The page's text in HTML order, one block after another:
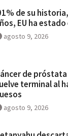
de su
EU ha
agosto 9, 2026
de
terminal al
agosto 9, 2026